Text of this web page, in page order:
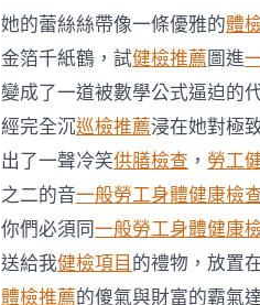
她的蕾絲絲帶像一條優雅的體
金箔千紙鶴，試健檢推薦圖進
變成了一道被數學公式逼迫的
經完全沉巡檢推薦浸在她對極
出了一聲冷笑供膳檢查 ， 勞工
之二的音一般勞工身體健康檢
你們必須同一般勞工身體健康
送給我健檢項目 的禮物，放置
體檢推薦的傻氣與財富的霸氣